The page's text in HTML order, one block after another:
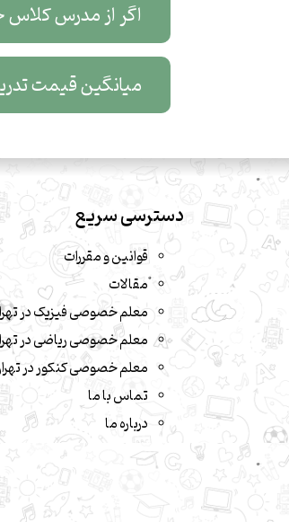
اگر از مدرس کلاس
میانگین قیمت
دسترسی سریع
قوانین و مقررات
مقالات
معلم خصوصی فیزیک در
معلم خصوصی ریاضی در
معلم خصوصی کنکور در
تماس با ما
درباره ما